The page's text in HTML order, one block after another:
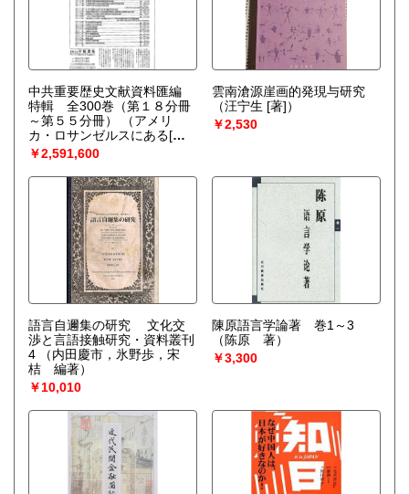
中共重要歴史文献資料匯編
特輯 全300巻（第１８分冊
～第５５分冊）
（アメリ
カ・ロサンゼルスにある[中
文出版物服务中心]が編集）
￥2,591,600
雲南滄源崖画的発現与研究
（汪宁生 [著]）
￥2,530
語言自邇集の研究 文化交
渉と言語接触研究・資料叢刊
4
（内田慶市，氷野歩，宋
桔 編著）
￥10,010
陳原語言学論著 巻1～3
（陈原 著）
￥3,300